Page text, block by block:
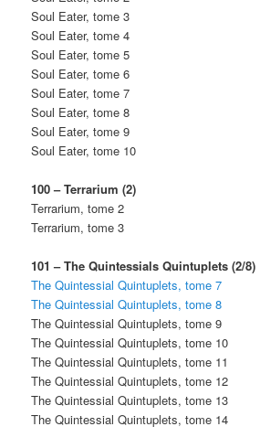
Soul Eater, tome 3
Soul Eater, tome 4
Soul Eater, tome 5
Soul Eater, tome 6
Soul Eater, tome 7
Soul Eater, tome 8
Soul Eater, tome 9
Soul Eater, tome 10
100 – Terrarium (2)
Terrarium, tome 2
Terrarium, tome 3
101 – The Quintessials Quintuplets (2/8)
The Quintessial Quintuplets, tome 7
The Quintessial Quintuplets, tome 8
The Quintessial Quintuplets, tome 9
The Quintessial Quintuplets, tome 10
The Quintessial Quintuplets, tome 11
The Quintessial Quintuplets, tome 12
The Quintessial Quintuplets, tome 13
The Quintessial Quintuplets, tome 14